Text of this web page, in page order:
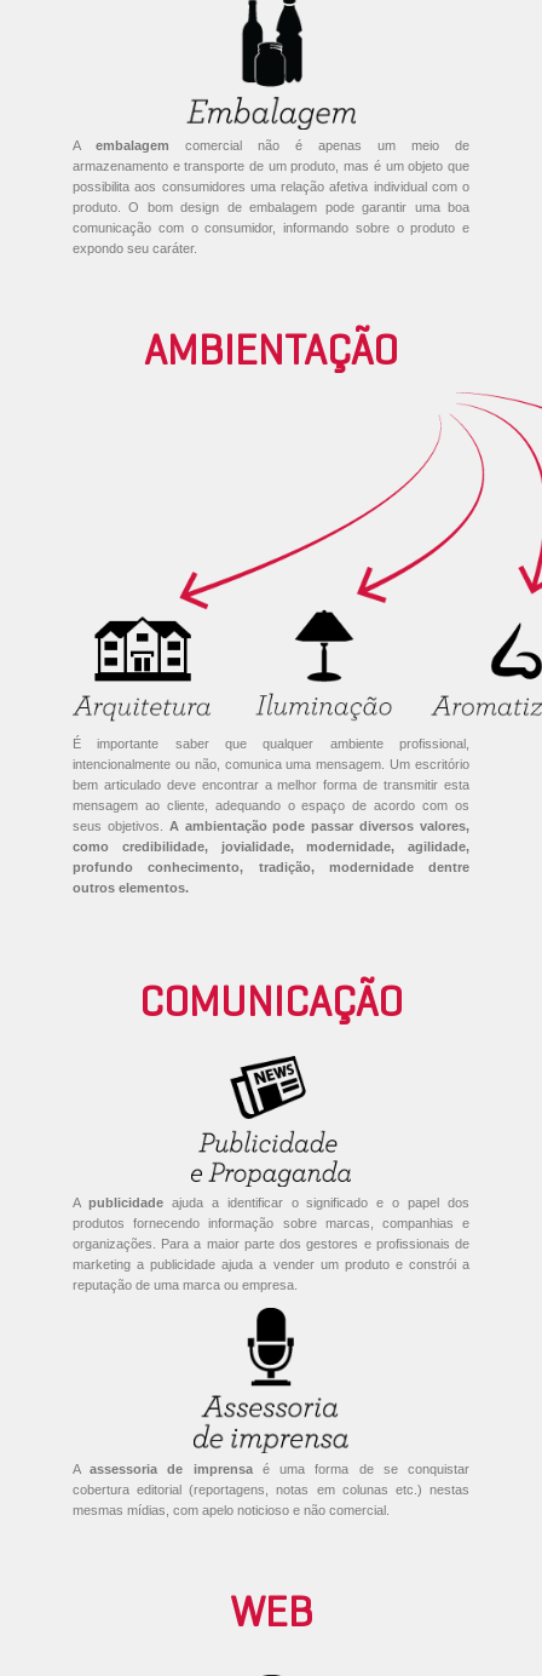
A embalagem comercial não é apenas um meio de
armazenamento e transporte de um produto, mas é um objeto que
possibilita aos consumidores uma relação afetiva individual com o
produto. O bom design de embalagem pode garantir uma boa
comunicação com o consumidor, informando sobre o produto e
expondo seu caráter.
AMBIENTAÇÃO
É importante saber que qualquer ambiente profissional,
intencionalmente ou não, comunica uma mensagem. Um escritório
bem articulado deve encontrar a melhor forma de transmitir esta
mensagem ao cliente, adequando o espaço de acordo com os
seus objetivos. A ambientação pode passar diversos valores,
como credibilidade, jovialidade, modernidade, agilidade,
profundo conhecimento, tradição, modernidade dentre
outros elementos.
COMUNICAÇÃO
A publicidadeajuda a identificar o significado e o papel dos
produtos fornecendo informação sobre marcas, companhias e
organizações. Para a maior parte dos gestores e profissionais de
marketing a publicidade ajuda a vender um produto e constrói a
reputação de uma marca ou empresa.
Aassessoria de imprensaé uma forma de se conquistar
cobertura editorial (reportagens, notas em colunas etc.) nestas
mesmas mídias, com apelo noticioso e não comercial.
WEB